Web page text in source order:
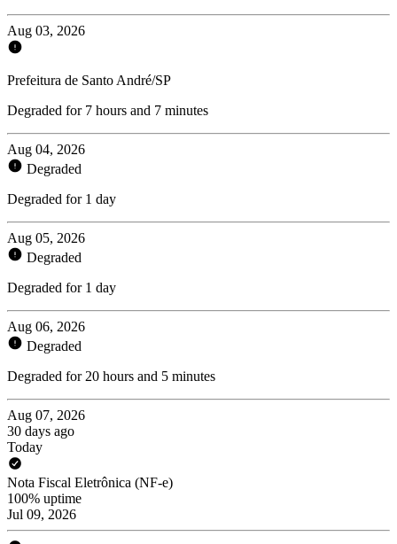
Aug 03, 2026
Prefeitura de Santo André/SP
Degraded for 7 hours and 7 minutes
Aug 04, 2026
Degraded
Degraded for 1 day
Aug 05, 2026
Degraded
Degraded for 1 day
Aug 06, 2026
Degraded
Degraded for 20 hours and 5 minutes
Aug 07, 2026
30 days ago
Today
Nota Fiscal Eletrônica (NF-e)
100% uptime
Jul 09, 2026